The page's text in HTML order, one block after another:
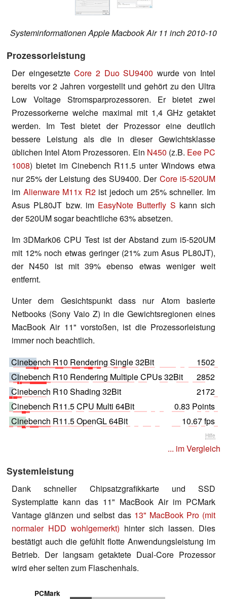
Systeminformationen Apple Macbook Air 11 inch 2010-10
Prozessorleistung
Der eingesetzteCore 2 Duo SU9400 wurde von Intel
bereits vor 2 Jahren vorgestellt und gehört zu den Ultra
Low Voltage Stromsparprozessoren. Er bietet zwei
Prozessorkerne welche maximal mit 1,4 GHz getaktet
werden. Im Test bietet der Prozessor eine deutlich
bessere Leistung als die in dieser Gewichtsklasse
üblichen Intel Atom Prozessoren. Ein N450 (z.B. Eee PC
1008) bietet im Cinebench R11.5 unter Windows etwa
nur 25% der Leistung des SU9400. Der Core i5-520UM
im Alienware M11x R2ist jedoch um 25% schneller. Im
Asus PL80JT bzw. im EasyNote Butterfly S kann sich
der 520UM sogar beachtliche 63% absetzen.
Im 3DMark06 CPU Test ist der Abstand zum i5-520UM
mit 12% noch etwas geringer (21% zum Asus PL80JT),
der N450 ist mit 39% ebenso etwas weniger weit
entfernt.
Unter dem Gesichtspunkt dass nur Atom basierte
Netbooks (Sony Vaio Z) in die Gewichtsregionen eines
MacBook Air 11" vorstoßen, ist die Prozessorleistung
immer noch beachtlich.
Cinebench R10 Rendering Single 32Bit
1502
Cinebench R10 Rendering Multiple CPUs 32Bit
2852
Cinebench R10 Shading 32Bit
2172
Cinebench R11.5 CPU Multi 64Bit
0.83 Points
Cinebench R11.5 OpenGL 64Bit
10.67 fps
Hilfe
... im Vergleich
Systemleistung
Dank schneller Chipsatzgrafikkarte und SSD
Systemplatte kann das 11" MacBook Air im PCMark
Vantage glänzen und selbst das 13" MacBook Pro (mit
normaler HDD wohlgemerkt) hinter sich lassen. Dies
bestätigt auch die gefühlt flotte Anwendungsleistung im
Betrieb. Der langsam getaktete Dual-Core Prozessor
wird eher selten zum Flaschenhals.
PCMark